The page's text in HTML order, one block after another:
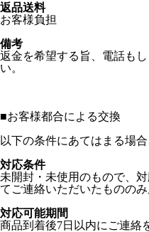
返品送料
お客様負担
備考
返金を希望する旨、電話も
い。
■お客様都合による交換
以下の条件にあてはまる場
対応条件
未開封・未使用のもので、
てご連絡いただいたもののみ
対応可能期間
商品到着後7日以内にご連絡